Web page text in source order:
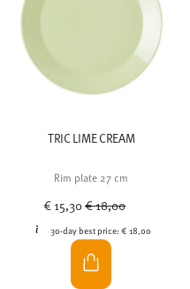
TRIC LIME CREAM
Rim plate 27 cm
€ 15,30Price reduced from
€ 18,00
30-day best price:€ 18,00